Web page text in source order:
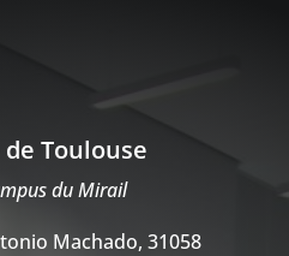
de Toulouse
du Mirail
Machado, 31058